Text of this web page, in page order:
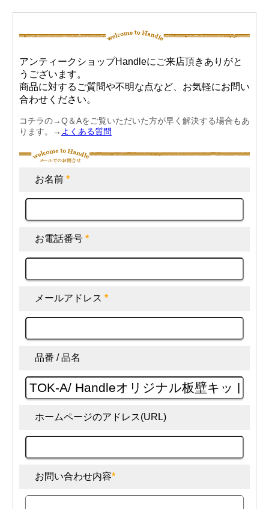
アンティークショップHandleにご来店頂きありがと
うございます。
商品に対するご質問や不明な点など、お気軽にお問い
合わせください。
コチラの→Q＆Aをご覧いただいた方が早く解決する場合もあ
ります。→ よくある質問
お名前 *
お電話番号 *
メールアドレス *
品番 / 品名
ホームページのアドレス(URL)
お問い合わせ内容*